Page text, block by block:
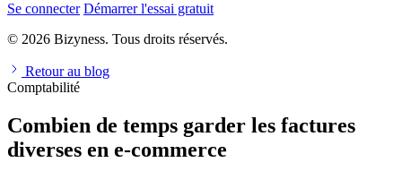
Se connecter Démarrer l'essai gratuit
© 2026 Bizyness. Tous droits réservés.
Retour au blog
Comptabilité
Combien de temps garder les factures
diverses en e-commerce